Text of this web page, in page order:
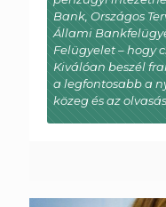
Bank, Országos
Állami
Felügyelet – hogy
Kiválóan beszél
a legfontosabb a
közeg és az olvasás.